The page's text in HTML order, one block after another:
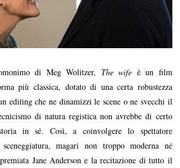
di Meg Wolitzer, The wife è un film
più classica, dotato di una certa robustezza
editing che ne dinamizzi le scene o ne svecchi il
di natura registica non avrebbe di certo
in sé. Così, a coinvolgere lo spettatore
magari non troppo moderna né
Jane Anderson e la recitazione di tutto il